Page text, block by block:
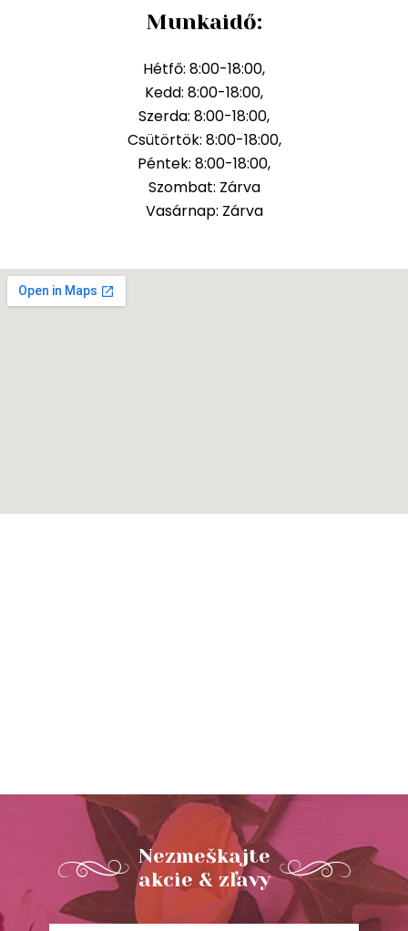
Munkaidő:
Hétfő: 8:00-18:00,
Kedd: 8:00-18:00,
Szerda: 8:00-18:00,
Csütörtök: 8:00-18:00,
Péntek: 8:00-18:00,
Szombat: Zárva
Vasárnap: Zárva
Nezmeškajte
akcie & zľavy